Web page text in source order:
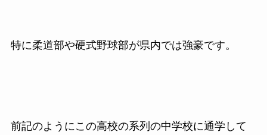
特に柔道部や硬式野球部が県内では強豪です。
前記のようにこの高校の系列の中学校に通学して